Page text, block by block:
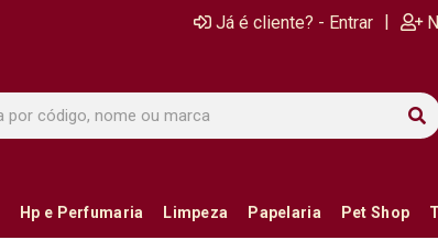
Já é cliente? - Entrar |
Hp e Perfumaria Limpeza Papelaria Pet Shop